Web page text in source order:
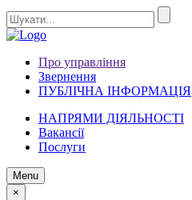
Про управління
Звернення
ПУБЛІЧНА ІНФОРМАЦІЯ
НАПРЯМИ ДІЯЛЬНОСТІ
Вакансії
Послуги
Menu
×